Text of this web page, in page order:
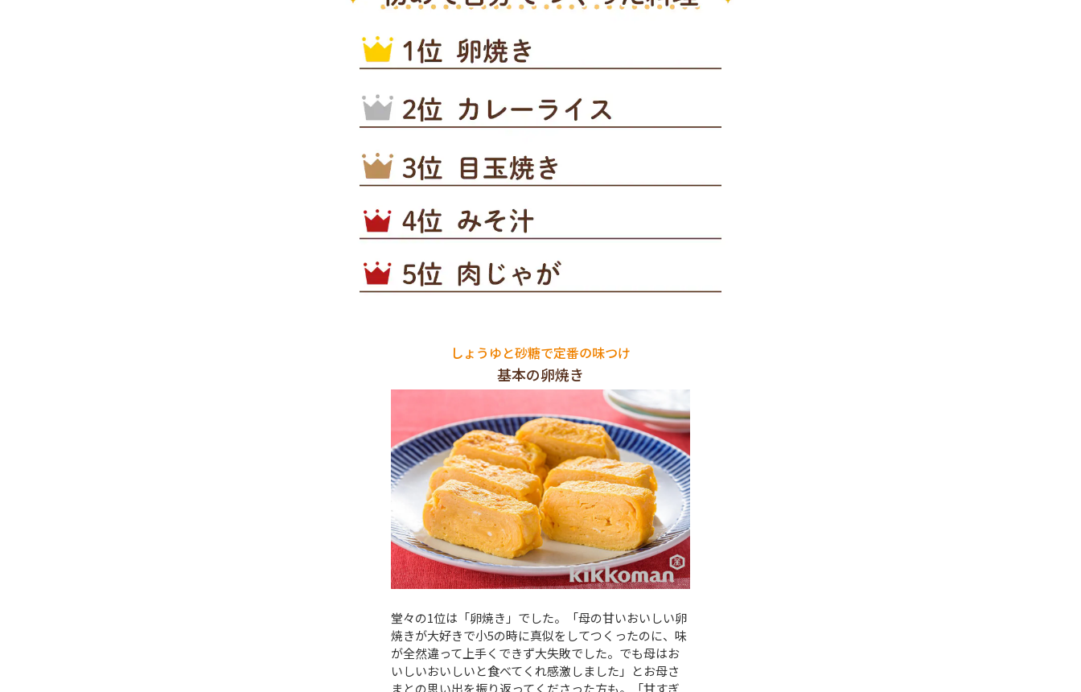
しょうゆと砂糖で定番の味つけ
基本の卵焼き
堂々の1位は「卵焼き」でした。「母の甘いおいしい卵
焼きが大好きで小5の時に真似をしてつくったのに、味
が全然違って上手くできず大失敗でした。でも母はお
いしいおいしいと食べてくれ感激しました」とお母さ
まとの思い出を振り返ってくださった方も。「甘すぎ